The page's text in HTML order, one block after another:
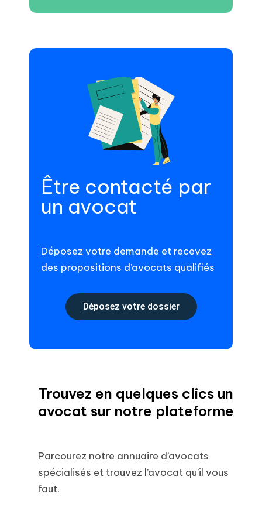
Être contacté par
un avocat
Déposez votre demande et recevez
des propositions d’avocats qualifiés
Déposez votre dossier
Trouvez en quelques clics un
avocat sur notre plateforme
Parcourez notre annuaire d’avocats
spécialisés et trouvez l’avocat qu’il vous
faut.